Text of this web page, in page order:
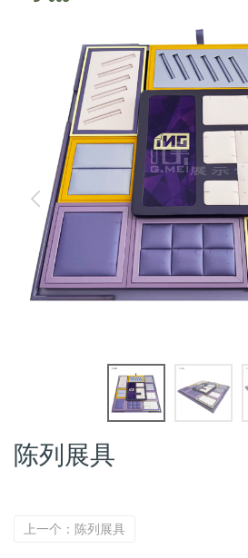
陈列展具
上一个：陈列展具